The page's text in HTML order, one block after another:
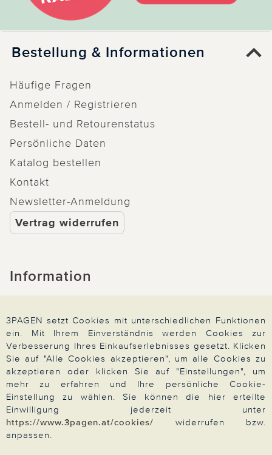
Bestellung & Informationen
Häufige Fragen
Anmelden / Registrieren
Bestell- und Retourenstatus
Persönliche Daten
Katalog bestellen
Kontakt
Newsletter-Anmeldung
Vertrag widerrufen
Information
Produktsicherheit
Barrierefreiheit
Unsere Marken
Qualitätsversprechen
3PAGEN setzt Cookies mit unterschiedlichen Funktionen
ein. Mit Ihrem Einverständnis werden Cookies zur
Verbesserung Ihres Einkaufserlebnisses gesetzt. Klicken
Sie auf "Alle Cookies akzeptieren", um alle Cookies zu
akzeptieren oder klicken Sie auf "Einstellungen", um
mehr zu erfahren und Ihre persönliche Cookie-
Einstellung zu wählen. Sie können die hier erteilte
Einwilligung jederzeit unter
https://www.3pagen.at/cookies/ widerrufen bzw.
anpassen.